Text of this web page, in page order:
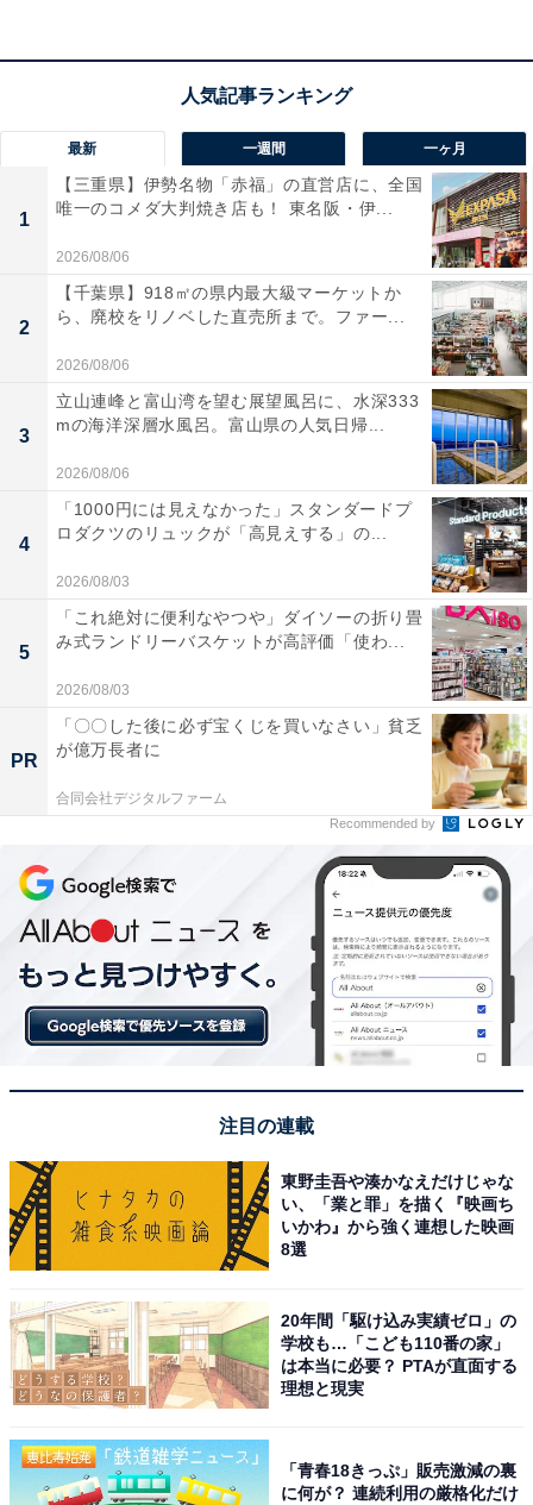
らのアクセスの良さを重視する人や、開放感あふれる展
望露天風呂と福島の歴史に触れたい人におすすめの宿で
楽天トラベルの「クーポン祭」とは？
楽天トラベルでは、定期的に「クーポン祭」を開催。人
気の宿やホテルを対象に、宿泊予約で使えるお得な割引
クーポンを配布します。
クーポンは、国内宿泊や海外ツアー、レンタカーなど、
さまざまな旅行商品で利用可能。複数のクーポンを組み
合わせて、さらに割引率をアップできる場合もありま
す。賢く旅の計画を立てて、お得に旅行を楽しみましょ
う。
楽天トラベルでクーポン祭を見る
※掲載されている情報は記事公開時のものです。あらか
じめご了承ください。
また、記事中の宿泊プランを予約すると、売上の一部が
この記事の執筆者： All About ニュース お買
最新 一週間 一ヶ月
1
【三重県】伊勢名物「赤福」の直営店に、全国
唯一のコメダ大判焼き店も！ 東名阪・伊...
2026/08/06
2
【千葉県】918㎡の県内最大級マーケットか
ら、廃校をリノベした直売所まで。ファー...
2026/08/06
3
立山連峰と富山湾を望む展望風呂に、水深333
mの海洋深層水風呂。富山県の人気日帰...
2026/08/06
4
「1000円には見えなかった」スタンダードプ
ロダクツのリュックが「高見えする」の...
2026/08/03
5
「これ絶対に便利なやつや」ダイソーの折り畳
み式ランドリーバスケットが高評価「使わ...
2026/08/03
PR
「〇〇した後に必ず宝くじを買いなさい」貧乏
が億万長者に
合同会社デジタルファーム
Recommended by
注目の連載
東野圭吾や湊かなえだけじゃな
い、「業と罪」を描く『映画ち
いかわ』から強く連想した映画
8選
20年間「駆け込み実績ゼロ」の
学校も…「こども110番の家」
は本当に必要？ PTAが直面する
理想と現実
「青春18きっぷ」販売激減の裏
に何が？ 連続利用の厳格化だけ